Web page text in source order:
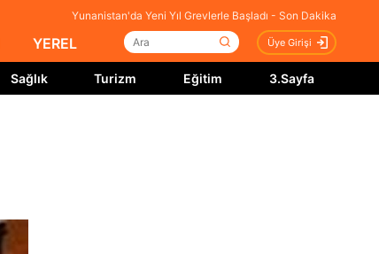
Yunanistan'da Yeni Yıl Grevlerle Başladı - Son Dakika
YEREL Üye Girişi
Sağlık Turizm Eğitim 3.Sayfa